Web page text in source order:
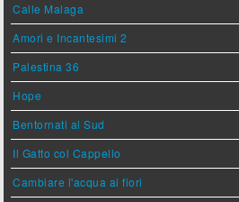
Calle Malaga
Amori e Incantesimi 2
Palestina 36
Hope
Bentornati al Sud
Il Gatto col Cappello
Cambiare l'acqua ai fiori